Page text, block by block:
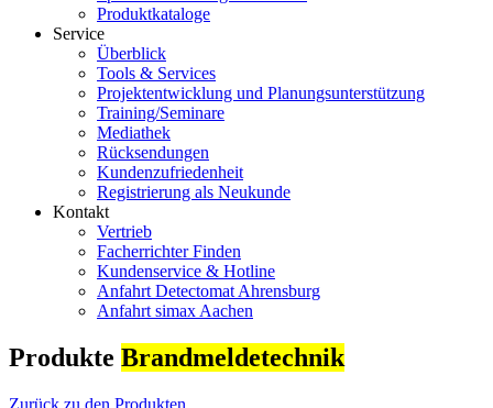
Produktkataloge
Service
Überblick
Tools & Services
Projektentwicklung und Planungsunterstützung
Training/Seminare
Mediathek
Rücksendungen
Kundenzufriedenheit
Registrierung als Neukunde
Kontakt
Vertrieb
Facherrichter Finden
Kundenservice & Hotline
Anfahrt Detectomat Ahrensburg
Anfahrt simax Aachen
Produkte Brandmeldetechnik
Zurück zu den Produkten